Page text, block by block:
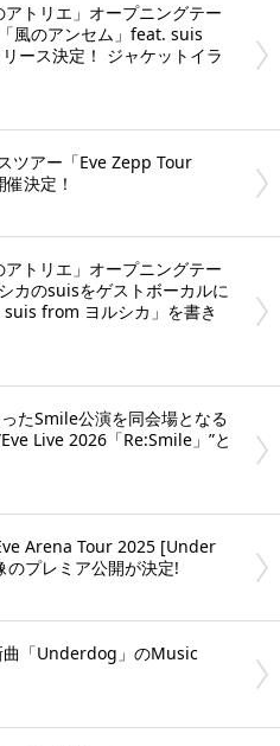
トリエ」オープニングテー
風のアンセム」feat. suis
ース決定！ ジャケットイラ
ツアー「Eve Zepp Tour
決定！
トリエ」オープニングテー
カのsuisをゲストボーカルに
from ヨルシカ」を書き
たSmile公演を同会場となる
Live 2026「Re:Smile」”と
Arena Tour 2025 [Under
プレミア公開が決定!
曲「Underdog」のMusic